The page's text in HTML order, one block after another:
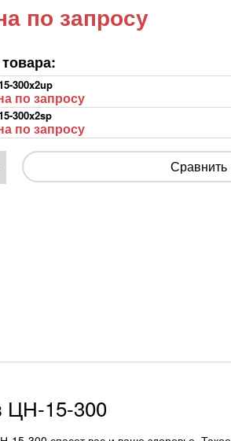
по запросу
300x2up
по запросу
300x2sp
по запросу
Сравнить
ЦН-15-300